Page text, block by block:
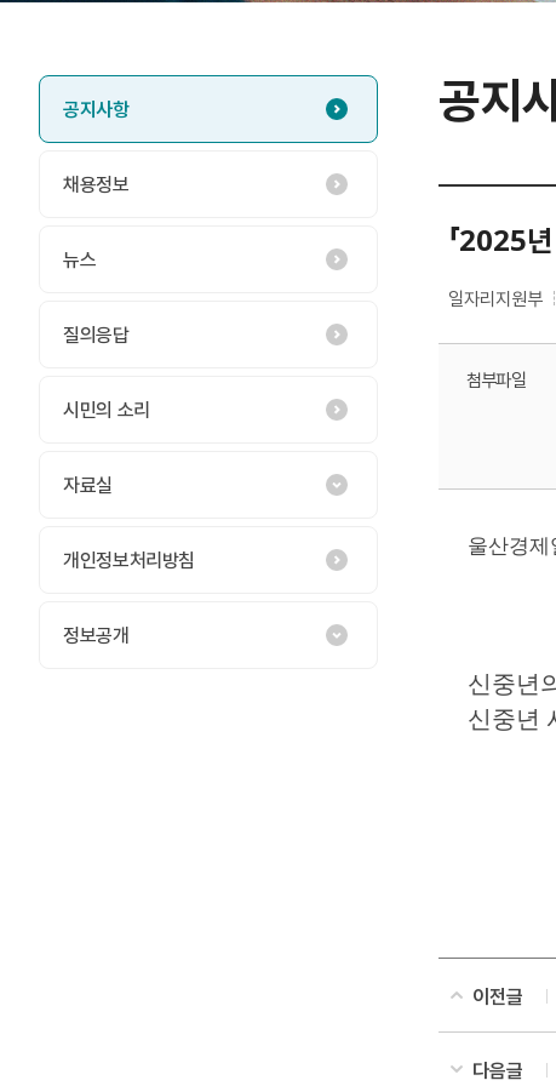
공지사항
채용정보
뉴스
질의응답
시민의 소리
자료실
개인정보처리방침
정보공개
공지
「2025
일자리지원부
첨부파일
울산경제
신중년
신중년
이전글
다음글